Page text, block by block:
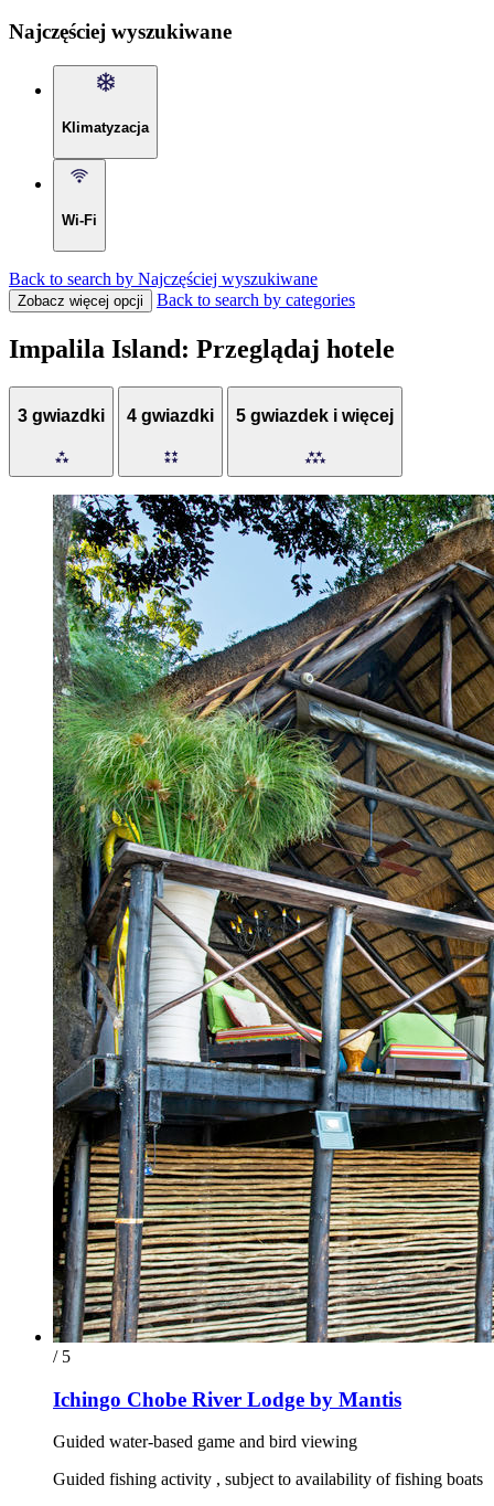
Najczęściej wyszukiwane
Klimatyzacja
Wi-Fi
Back to search by Najczęściej wyszukiwane
Zobacz więcej opcji Back to search by categories
Impalila Island: Przeglądaj hotele
3 gwiazdki 4 gwiazdki 5 gwiazdek i więcej
/ 5
Ichingo Chobe River Lodge by Mantis
Guided water-based game and bird viewing
Guided fishing activity , subject to availability of fishing boats